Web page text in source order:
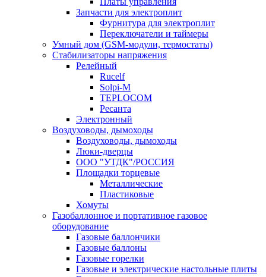
Запчасти для электроплит
Фурнитура для электроплит
Переключатели и таймеры
Умный дом (GSM-модули, термостаты)
Cтабилизаторы напряжения
Релейный
Rucelf
Solpi-M
TEPLOCOM
Ресанта
Электронный
Воздуховоды, дымоходы
Воздуховоды, дымоходы
Люки-дверцы
ООО "УТДК"/РОССИЯ
Площадки торцевые
Металлические
Пластиковые
Хомуты
Газобаллонное и портативное газовое
оборудование
Газовые баллончики
Газовые баллоны
Газовые горелки
Газовые и электрические настольные плиты